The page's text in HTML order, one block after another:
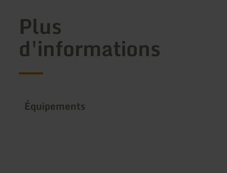
Plus
d'informations
Équipements